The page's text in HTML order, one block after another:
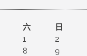
六
日
1
2
8
9